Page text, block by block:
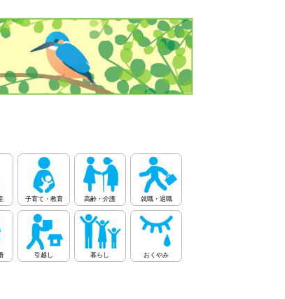
子育て・教育 高齢・介護 就職・退職
引越し 暮らし おくやみ